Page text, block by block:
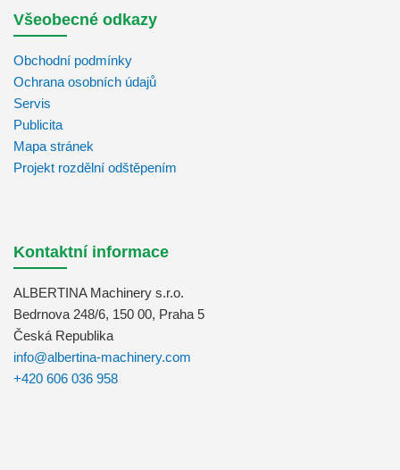
Všeobecné odkazy
Obchodní podmínky
Ochrana osobních údajů
Servis
Publicita
Mapa stránek
Projekt rozdělní odštěpením
Kontaktní informace
ALBERTINA Machinery s.r.o.
Bedrnova 248/6, 150 00, Praha 5
Česká Republika
info@albertina-machinery.com
+420 606 036 958